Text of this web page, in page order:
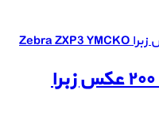
ریبون دستگاه چاپ کارت ۲۰۰ عکس زبرا